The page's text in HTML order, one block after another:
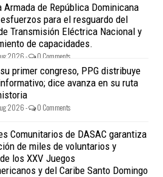
Armada de República Dominicana
para el resguardo del
Transmisión Eléctrica Nacional y
de capacidades.
2026 - 0 Comments
primer congreso, PPG distribuye
dice avanza en su ruta
2026 - 0 Comments
Comunitarios de DASAC garantiza
de miles de voluntarios y
los XXV Juegos
y del Caribe Santo Domingo